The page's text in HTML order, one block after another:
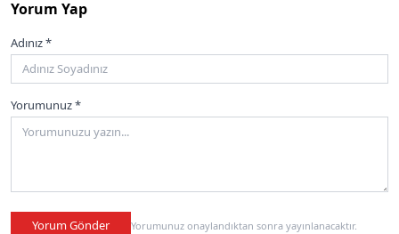
Yorum Yap
Adınız *
Yorumunuz *
Yorum Gönder Yorumunuz onaylandıktan sonra yayınlanacaktır.